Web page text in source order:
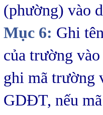
(phường) vào
Mục 6: Ghi
của trường
ghi mã trường
GDĐT, nếu